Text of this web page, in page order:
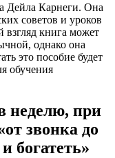
Дейла Карнеги. Она
советов и уроков
взгляд книга может
однако она
это пособие будет
обучения
неделю, при
звонка до
богатеть»